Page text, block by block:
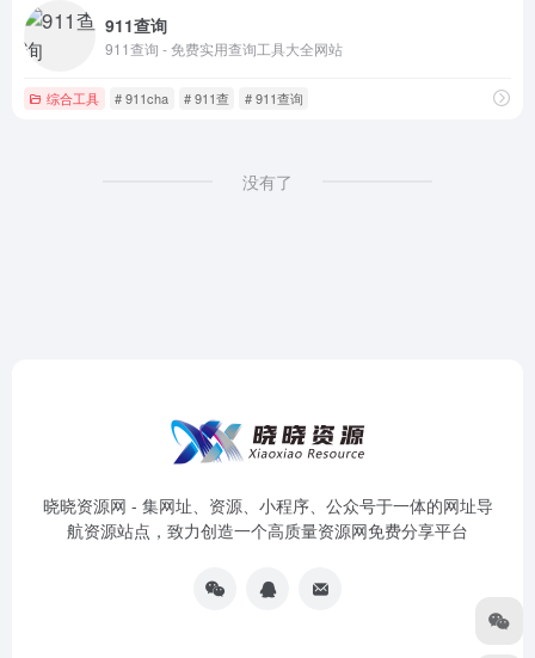
911查询
911查询 - 免费实用查询工具大全网站
综合工具 # 911cha # 911查 # 911查询
没有了
晓晓资源网 - 集网址、资源、小程序、公众号于一体的网址导
航资源站点，致力创造一个高质量资源网免费分享平台